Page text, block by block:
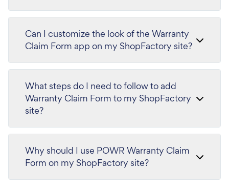
Can I customize the look of the Warranty
Claim Form app on my ShopFactory site?
What steps do I need to follow to add
Warranty Claim Form to my ShopFactory
site?
Why should I use POWR Warranty Claim
Form on my ShopFactory site?